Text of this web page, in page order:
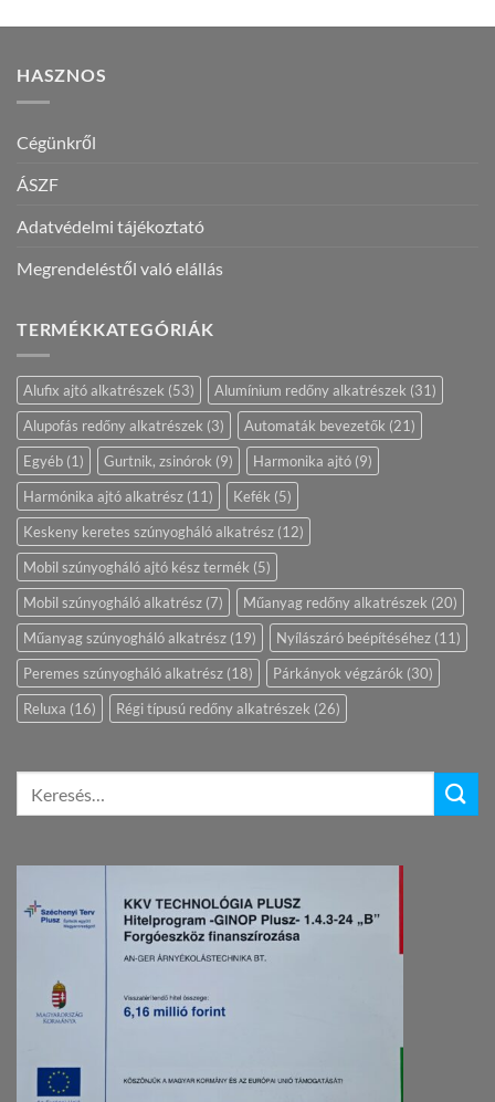
HASZNOS
Cégünkről
ÁSZF
Adatvédelmi tájékoztató
Megrendeléstől való elállás
TERMÉKKATEGÓRIÁK
Alufix ajtó alkatrészek (53) Alumínium redőny alkatrészek (31)
Alupofás redőny alkatrészek (3) Automaták bevezetők (21)
Egyéb (1) Gurtnik, zsinórok (9) Harmonika ajtó (9)
Harmónika ajtó alkatrész (11) Kefék (5)
Keskeny keretes szúnyogháló alkatrész (12)
Mobil szúnyogháló ajtó kész termék (5)
Mobil szúnyogháló alkatrész (7) Műanyag redőny alkatrészek (20)
Műanyag szúnyogháló alkatrész (19) Nyílászáró beépítéséhez (11)
Peremes szúnyogháló alkatrész (18) Párkányok végzárók (30)
Reluxa (16) Régi típusú redőny alkatrészek (26)